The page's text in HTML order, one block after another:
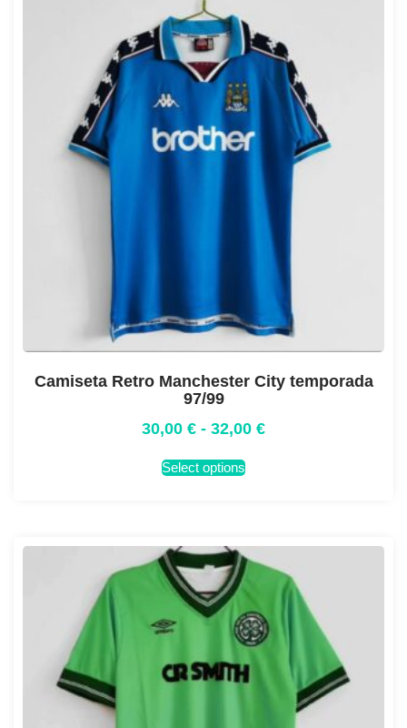
Camiseta Retro Manchester City temporada
97/99
30,00 € - 32,00 €
Select options